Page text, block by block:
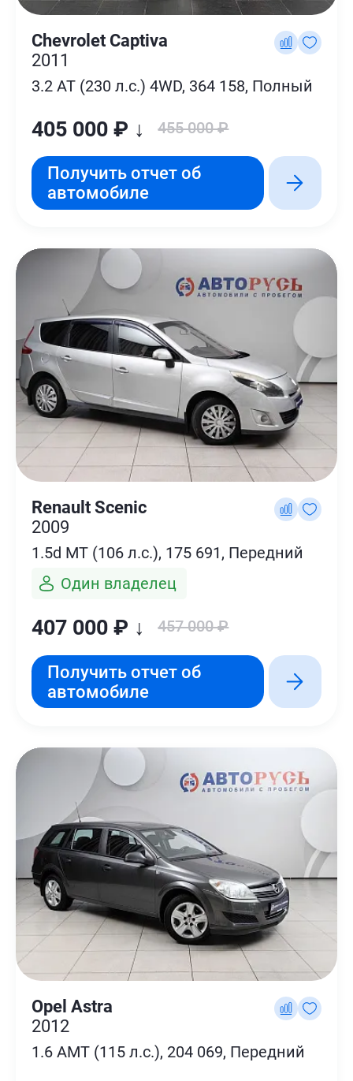
Chevrolet Captiva
2011
3.2 AT (230 л.с.) 4WD, 364 158, Полный
405 000 ₽ ↓ 455 000 ₽
Получить отчет об
автомобиле
Renault Scenic
2009
1.5d MT (106 л.с.), 175 691, Передний
Один владелец
407 000 ₽ ↓ 457 000 ₽
Получить отчет об
автомобиле
Opel Astra
2012
1.6 AMT (115 л.с.), 204 069, Передний